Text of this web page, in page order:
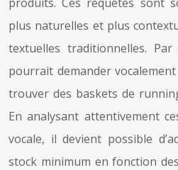
plus naturelles et plus
textuelles traditionnelles.
pourrait demander
trouver des baskets de
En analysant attentivement
vocale, il devient possible
stock minimum en fonction